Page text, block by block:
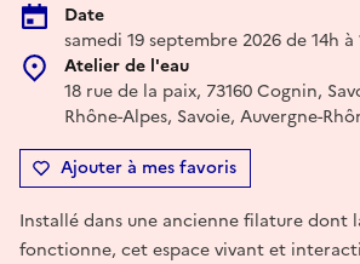
Date
samedi 19 septembre 2026 de 14h à
Atelier de l'eau
18 rue de la paix, 73160 Cognin,
Rhône-Alpes, Savoie, Auvergne-
Ajouter à mes favoris
Installé dans une ancienne filature dont
fonctionne, cet espace vivant et